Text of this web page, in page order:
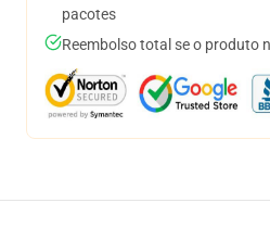
pacotes
Reembolso total se o produto